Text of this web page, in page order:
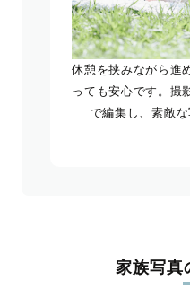
休憩を挟みながら進
っても安心です。撮
で編集し、素敵な
家族写真